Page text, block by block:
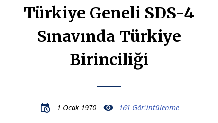
Türkiye Geneli SDS-4
Sınavında Türkiye
Birinciliği
1 Ocak 1970 161 Görüntülenme